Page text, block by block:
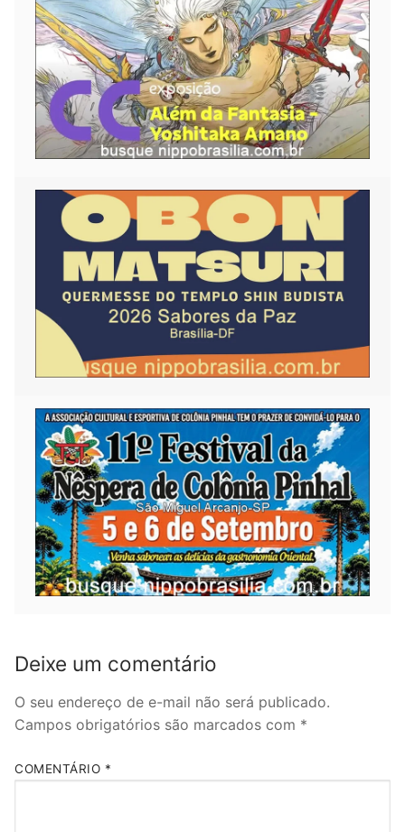
Deixe um comentário
O seu endereço de e-mail não será publicado.
Campos obrigatórios são marcados com *
COMENTÁRIO *